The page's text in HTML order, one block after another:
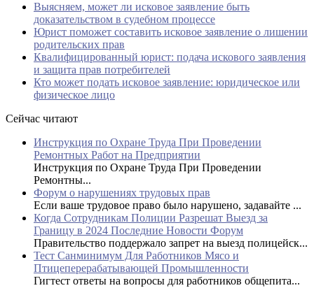
Выясняем, может ли исковое заявление быть
доказательством в судебном процессе
Юрист поможет составить исковое заявление о лишении
родительских прав
Квалифицированный юрист: подача искового заявления
и защита прав потребителей
Кто может подать исковое заявление: юридическое или
физическое лицо
Сейчас читают
Инструкция по Охране Труда При Проведении
Ремонтных Работ на Предприятии
Инструкция по Охране Труда При Проведении
Ремонтны...
Форум о нарушениях трудовых прав
Если ваше трудовое право было нарушено, задавайте ...
Когда Сотрудникам Полиции Разрешат Выезд за
Границу в 2024 Последние Новости Форум
Правительство поддержало запрет на выезд полицейск...
Тест Санминимум Для Работников Мясо и
Птицеперерабатывающей Промышленности
Гигтест ответы на вопросы для работников общепита...